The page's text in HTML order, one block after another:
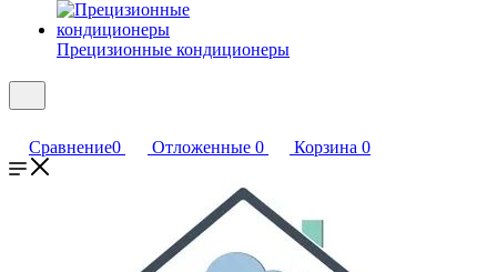
Прецизионные кондиционеры
Сравнение0 Отложенные 0 Корзина 0